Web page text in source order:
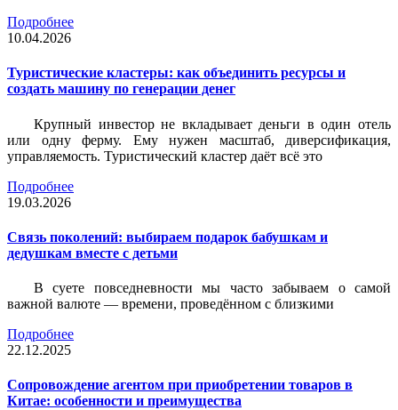
Подробнее
10.04.2026
Туристические кластеры: как объединить ресурсы и
создать машину по генерации денег
Крупный инвестор не вкладывает деньги в один отель
или одну ферму. Ему нужен масштаб, диверсификация,
управляемость. Туристический кластер даёт всё это
Подробнее
19.03.2026
Связь поколений: выбираем подарок бабушкам и
дедушкам вместе с детьми
В суете повседневности мы часто забываем о самой
важной валюте — времени, проведённом с близкими
Подробнее
22.12.2025
Сопровождение агентом при приобретении товаров в
Китае: особенности и преимущества